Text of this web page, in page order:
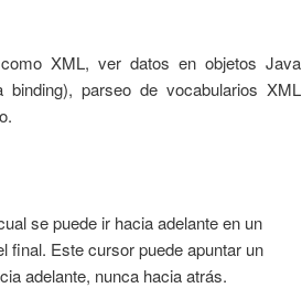
XML, ver datos en objetos Java
parseo de vocabularios XML
se puede ir hacia adelante en un
final. Este cursor puede apuntar un
adelante, nunca hacia atrás.